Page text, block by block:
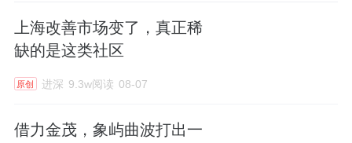
上海改善市场变了，真正稀
缺的是这类社区
原创 进深 9.3w阅读 08-07
借力金茂，象屿曲波打出一